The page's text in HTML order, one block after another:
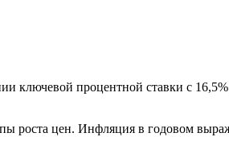
ключевой процентной ставки с
роста цен. Инфляция в годовом